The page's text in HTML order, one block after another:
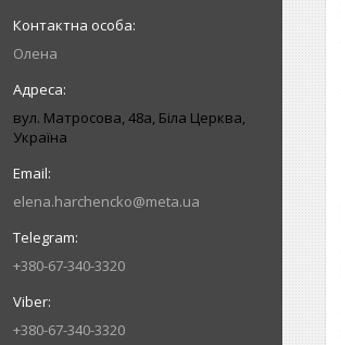
Олена
вул. Матросова, 48а, Біла Церква,
Україна
elena.harchencko@meta.ua
+380-67-340-3320
+380-67-340-3320